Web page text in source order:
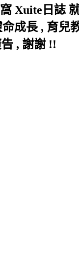
Xuite日誌
成長 , 育兒
, 謝謝 !!